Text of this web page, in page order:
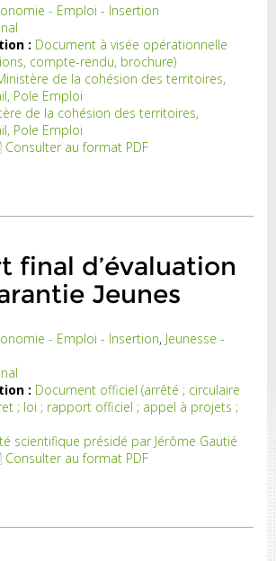
- Emploi - Insertion
: Document à visée opérationnelle
compte-rendu, brochure)
de la cohésion des territoires,
Pole Emploi
de la cohésion des territoires,
Pole Emploi
Consulter au format PDF
final d’évaluation
Jeunes
- Emploi - Insertion, Jeunesse -
: Document officiel (arrêté ; circulaire
; loi ; rapport officiel ; appel à projets ;
scientifique présidé par Jérôme Gautié
Consulter au format PDF